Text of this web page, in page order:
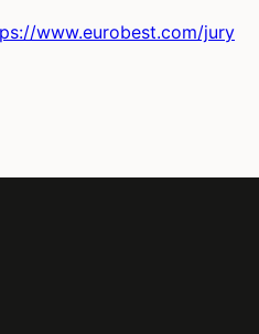
www.eurobest.com/jury